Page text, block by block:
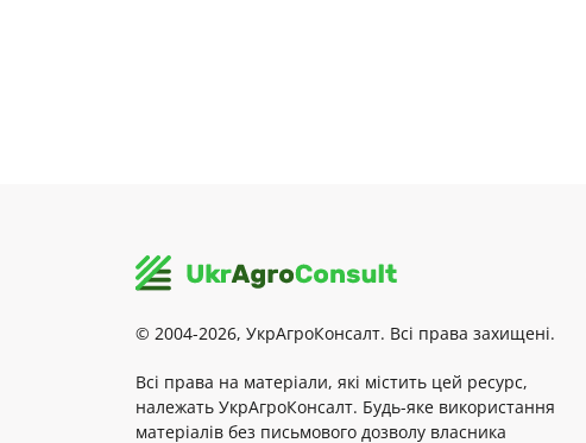
© 2004-2026, УкрАгроКонсалт. Всі права захищені.
Всі права на матеріали, які містить цей ресурс,
належать УкрАгроКонсалт. Будь-яке використання
матеріалів без письмового дозволу власника